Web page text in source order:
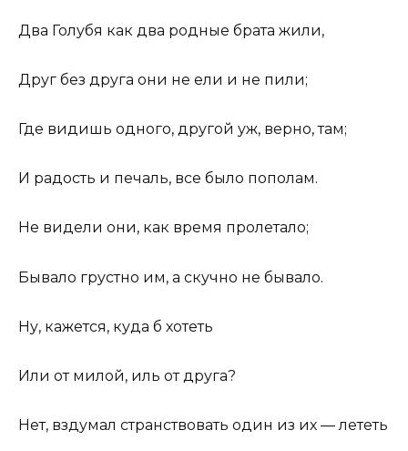
Два Голубя как два родные брата жили,
Друг без друга они не ели и не пили;
Где видишь одного, другой уж, верно, там;
И радость и печаль, все было пополам.
Не видели они, как время пролетало;
Бывало грустно им, а скучно не бывало.
Ну, кажется, куда б хотеть
Или от милой, иль от друга?
Нет, вздумал странствовать один из их — лететь